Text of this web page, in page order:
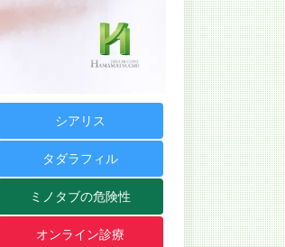
シアリス
タダラフィル
ミノタブの危険性
オンライン診療